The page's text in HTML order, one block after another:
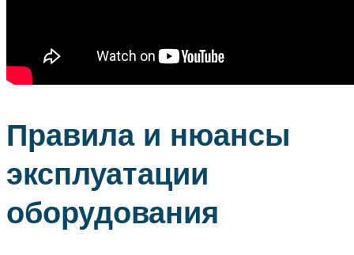
Правила и нюансы
эксплуатации
оборудования